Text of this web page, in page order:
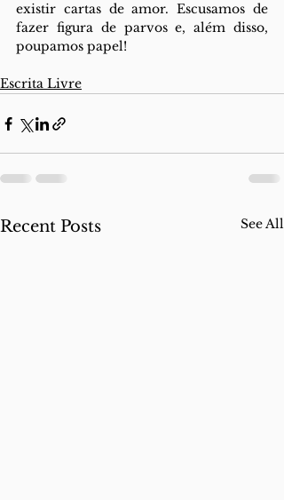
existir cartas de amor. Escusamos de
fazer figura de parvos e, além disso,
poupamos papel!
Escrita Livre
Recent Posts See All